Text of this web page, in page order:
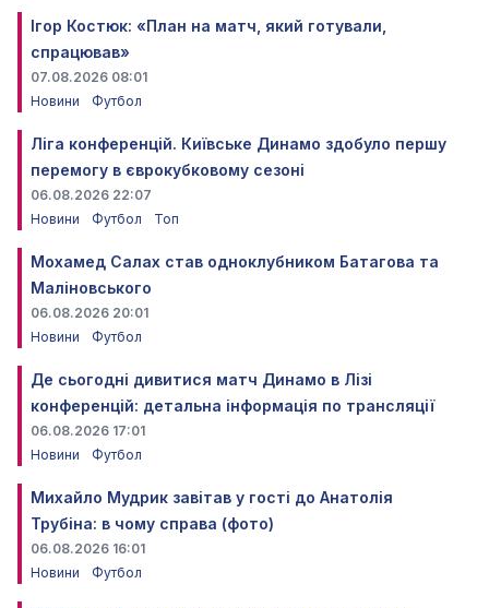
Ігор Костюк: «План на матч, який готували,
спрацював»
07.08.2026 08:01
Новини
Футбол
Ліга конференцій. Київське Динамо здобуло першу
перемогу в єврокубковому сезоні
06.08.2026 22:07
Новини
Футбол Топ
Мохамед Салах став одноклубником Батагова та
Маліновського
06.08.2026 20:01
Новини
Футбол
Де сьогодні дивитися матч Динамо в Лізі
конференцій: детальна інформація по трансляції
06.08.2026 17:01
Новини
Футбол
Михайло Мудрик завітав у гості до Анатолія
Трубіна: в чому справа (фото)
06.08.2026 16:01
Новини
Футбол